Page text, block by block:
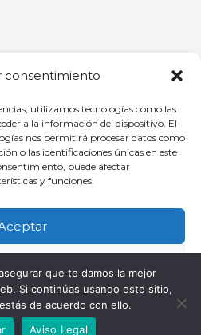
consentimiento
utilizamos tecnologías como las
a la información del dispositivo. El
nos permitirá procesar datos como
o las identificaciones únicas en este
puede afectar
y funciones.
de PrivacidadAviso Legal
aceptar cookies de
este contenido
67 35600 Puerto del Rosario, Las
Palmas
que te damos la mejor
Si continúas usando este sitio,
de acuerdo con ello.
Aviso Legal